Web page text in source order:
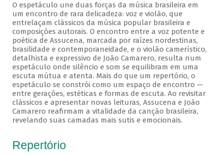
O espetáculo une duas forças da música brasileira em
um encontro de rara delicadeza: voz e violão, que
entrelaçam clássicos da música popular brasileira e
composições autorais. O encontro entre a voz potente e
poética de Assucena, marcada por raízes nordestinas,
brasilidade e contemporaneidade, e o violão camerístico,
detalhista e expressivo de João Camarero, resulta num
espetáculo onde silêncio e som se equilibram em uma
escuta mútua e atenta. Mais do que um repertório, o
espetáculo se constrói como um espaço de encontro —
entre gerações, estéticas e formas de escuta. Ao revisitar
clássicos e apresentar novas leituras, Assucena e João
Camarero reafirmam a vitalidade da canção brasileira,
revelando suas camadas mais sutis e emocionais.
Repertório